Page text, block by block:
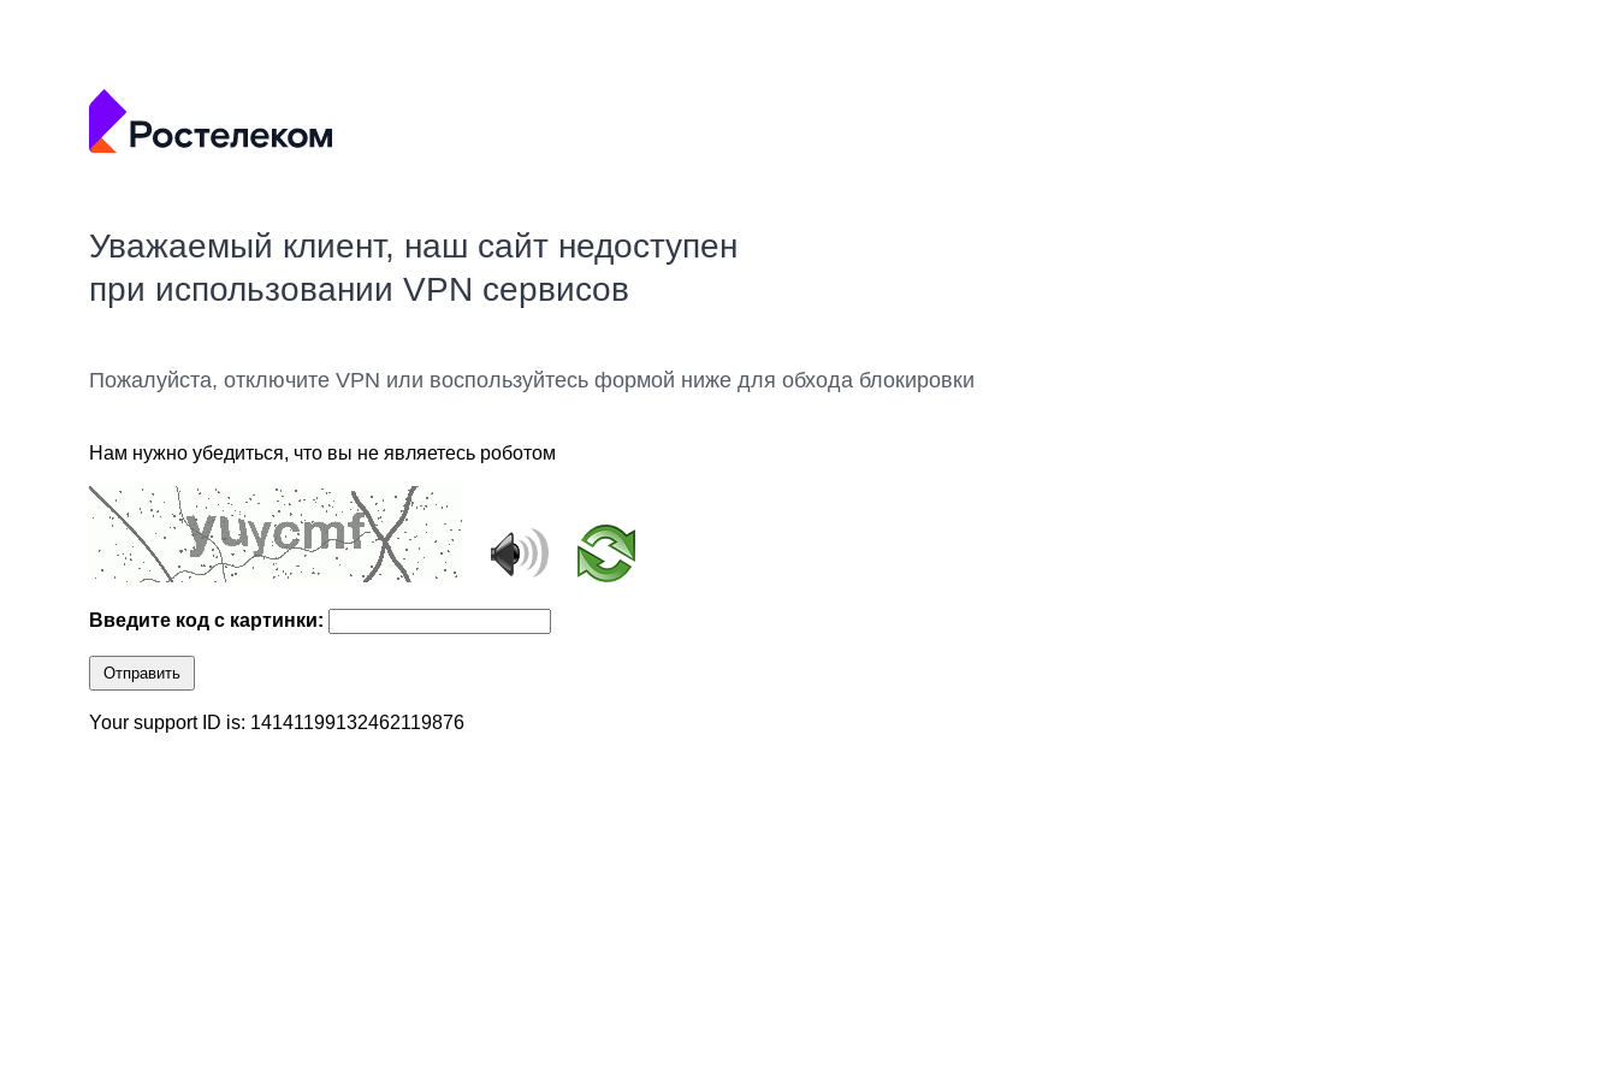
Уважаемый клиент, наш сайт недоступен
при использовании VPN сервисов
Пожалуйста, отключите VPN или воспользуйтесь формой ниже для обхода блокировки
Нам нужно убедиться, что вы не являетесь роботом
Введите код с картинки:
Отправить
Your support ID is: 14141199132462119876